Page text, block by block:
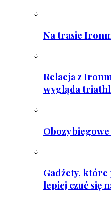
Na trasie
Relacja z
wygląda
Obozy biegowe
Gadżety, które
lepiej czuć się